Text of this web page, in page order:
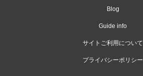
Blog
Guide info
サイトご利用について
プライバシーポリシー